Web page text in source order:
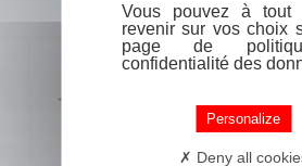
+33 (0) 1 44 41 29 19
Vous pouvez à tout
revenir sur vos choix
page de
confidentialité des
Personalize
Deny all